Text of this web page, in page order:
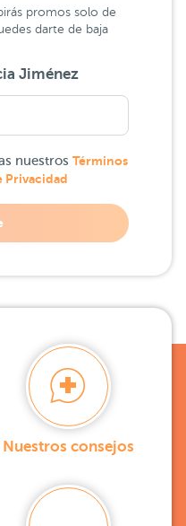
promos solo de
darte de baja
Jiménez
nuestros Términos
Privacidad
Nuestros consejos